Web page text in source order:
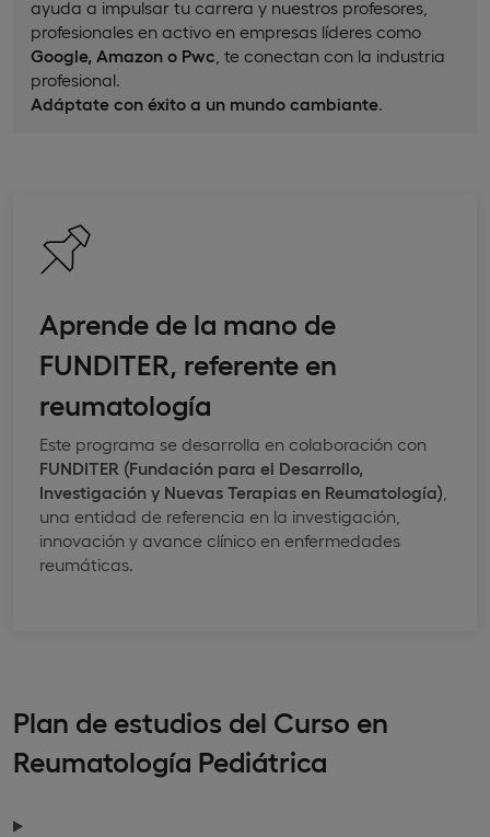
ayuda a impulsar tu carrera y nuestros profesores,
profesionales en activo en empresas líderes como
Google, Amazon o Pwc , te conectan con la industria
profesional.
Adáptate con éxito a un mundo cambiante
Aprende de la mano de
FUNDITER, referente en
reumatología
Este programa se desarrolla en colaboración con
FUNDITER (Fundación para el Desarrollo,
Investigación y Nuevas Terapias en Reumatología)
una entidad de referencia en la investigación,
innovación y avance clínico en enfermedades
reumáticas.
Plan de estudios del Curso en
Reumatología Pediátrica